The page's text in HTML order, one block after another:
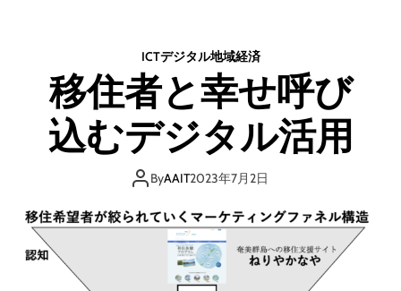
ICTデジタル地域経済
移住者と幸せ呼び
込むデジタル活用
ByAAIT2023年7月2日